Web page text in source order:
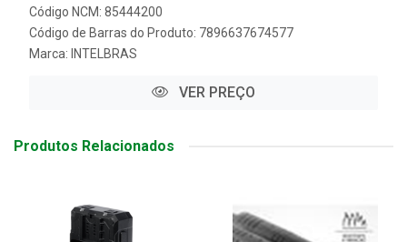
Código NCM: 85444200
Código de Barras do Produto: 7896637674577
Marca: INTELBRAS
VER PREÇO
Produtos Relacionados